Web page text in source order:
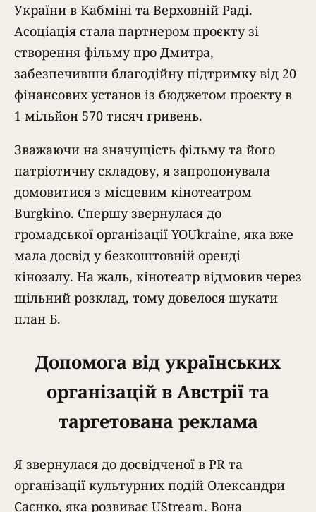
України в Кабміні та Верховній Раді.
Асоціація стала партнером проєкту зі
створення фільму про Дмитра,
забезпечивши благодійну підтримку від 20
фінансових установ із бюджетом проєкту в
1 мільйон 570 тисяч гривень.
Зважаючи на значущість фільму та його
патріотичну складову, я запропонувала
домовитися з місцевим кінотеатром
Burgkino. Спершу звернулася до
громадської організації YOUkraine, яка вже
мала досвід у безкоштовній оренді
кінозалу. На жаль, кінотеатр відмовив через
щільний розклад, тому довелося шукати
план Б.
Допомога від українських
організацій в Австрії та
таргетована реклама
Я звернулася до досвідченої в PR та
організації культурних подій Олександри
Саєнко, яка розвиває UStream. Вона